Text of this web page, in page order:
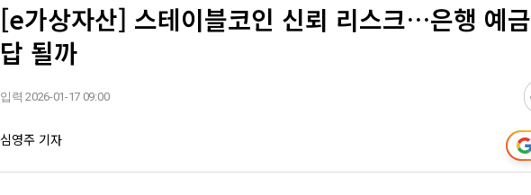
[e가상자산] 스테이블코인 신뢰 리스크…은행 예
답 될까
입력 2026-01-17 09:00
심영주 기자